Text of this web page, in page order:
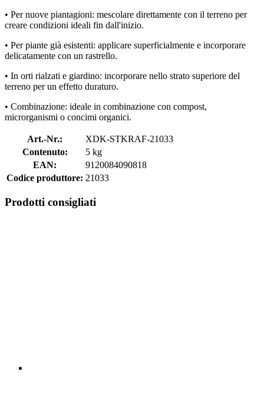
• Per nuove piantagioni: mescolare direttamente con il terreno per
creare condizioni ideali fin dall'inizio.
• Per piante già esistenti: applicare superficialmente e incorporare
delicatamente con un rastrello.
• In orti rialzati e giardino: incorporare nello strato superiore del
terreno per un effetto duraturo.
• Combinazione: ideale in combinazione con compost,
microrganismi o concimi organici.
Art.-Nr.:
XDK-STKRAF-21033
Contenuto:
5 kg
EAN:
9120084090818
Codice produttore: 21033
Prodotti consigliati